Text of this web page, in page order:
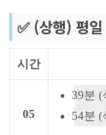
✅ (상행) 평
시간
05
39분
54분 (